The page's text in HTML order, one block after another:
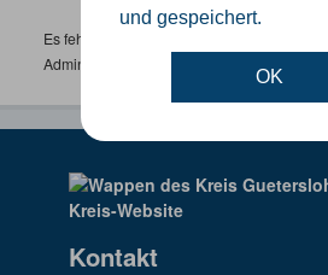
und gespeichert.
OK
Es fehlen spezifische Datensätze?
Administrator unter:
Kontakt